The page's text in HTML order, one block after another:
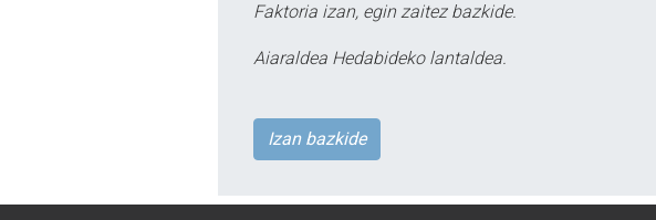
Faktoria izan, egin zaitez bazkide.
Aiaraldea Hedabideko lantaldea.
Izan bazkide